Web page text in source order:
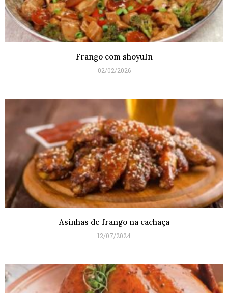
Frango com shoyuIn
02/02/2026
Asinhas de frango na cachaça
12/07/2024